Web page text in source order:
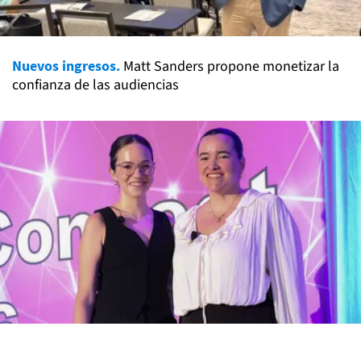
Nuevos ingresos. Matt Sanders propone monetizar la
confianza de las audiencias